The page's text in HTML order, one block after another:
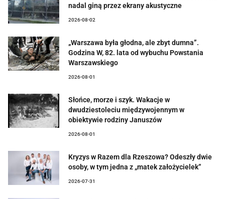
nadal giną przez ekrany akustyczne
2026-08-02
„Warszawa była głodna, ale zbyt dumna”.
Godzina W, 82. lata od wybuchu Powstania
Warszawskiego
2026-08-01
Słońce, morze i szyk. Wakacje w
dwudziestoleciu międzywojennym w
obiektywie rodziny Januszów
2026-08-01
Kryzys w Razem dla Rzeszowa? Odeszły dwie
osoby, w tym jedna z „matek założycielek”
2026-07-31